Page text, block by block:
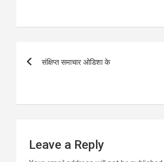
संक्षिप्त समाचार ओडिशा के
Leave a Reply